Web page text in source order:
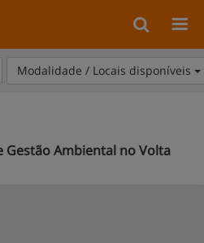
Modalidade / Locais disponíveis
Gestão Ambiental no Volta